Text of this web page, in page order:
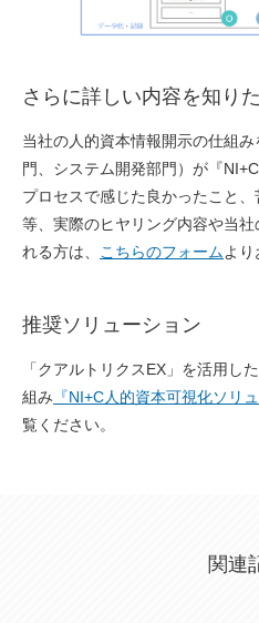
さらに詳しい内容を知り
当社の人的資本情報開示の仕組
門、システム開発部門）が『
プロセスで感じた良かったこと
等、実際のヒヤリング内容や当
れる方は、
こちらのフォームより
推奨ソリューション
「クアルトリクスEX」を活用し
組み 『NI+C人的資本可視化ソリ
覧ください。
関連